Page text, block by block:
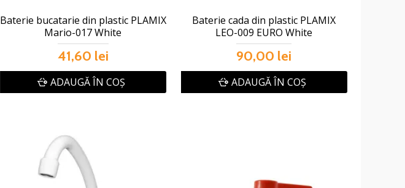
Baterie bucatarie din plastic PLAMIX
Mario-017 White
41,60 lei
ADAUGĂ ÎN COŞ
Baterie cada din plastic PLAMIX
LEO-009 EURO White
90,00 lei
ADAUGĂ ÎN COŞ